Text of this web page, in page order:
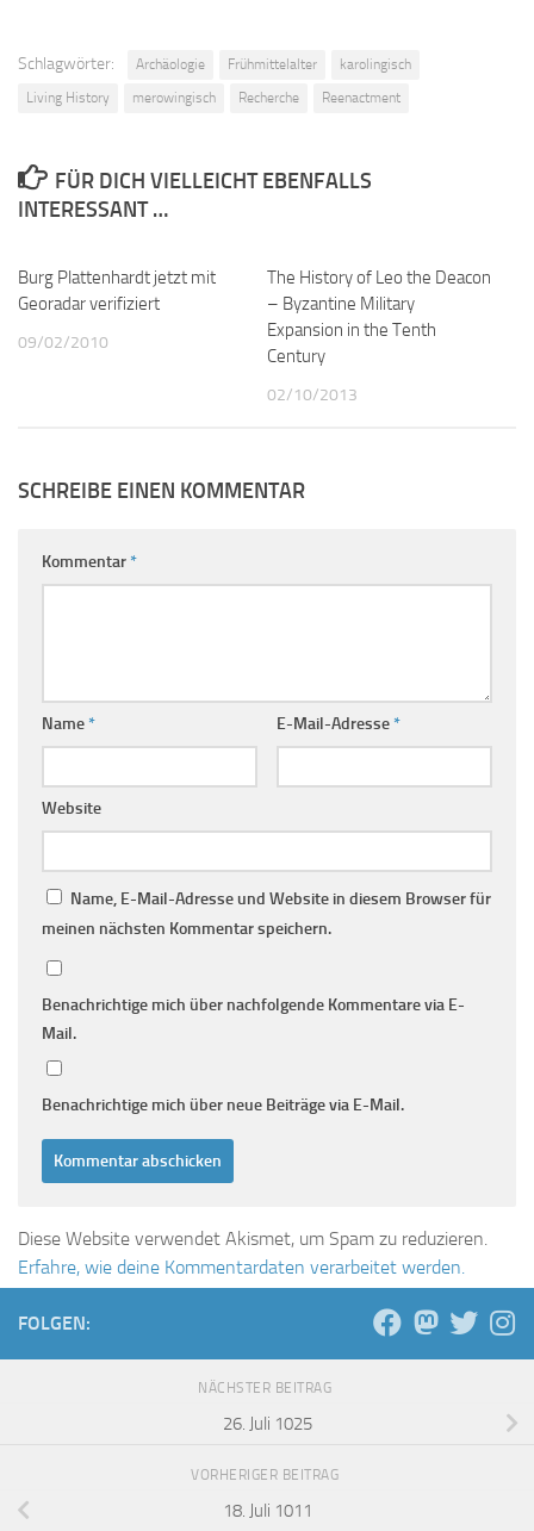
Schlagwörter: Archäologie Frühmittelalter
karolingisch
Living History
merowingisch Recherche Reenactment
FÜR DICH VIELLEICHT EBENFALLS
INTERESSANT …
Burg Plattenhardt jetzt mit
Georadar verifiziert
09/02/2010
The History of Leo the Deacon
– Byzantine Military
Expansion in the Tenth
Century
02/10/2013
SCHREIBE EINEN KOMMENTAR
Kommentar*
Name* E-Mail-Adresse*
Website
Name, E-Mail-Adresse und Website in diesem Browser für
meinen nächsten Kommentar speichern.
Benachrichtige mich über nachfolgende Kommentare via E-
Mail.
Benachrichtige mich über neue Beiträge via E-Mail.
Diese Website verwendet Akismet, um Spam zu reduzieren.
Erfahre, wie deine Kommentardaten verarbeitet werden.
FOLGEN:
NÄCHSTER BEITRAG
26. Juli 1025
VORHERIGER BEITRAG
18. Juli 1011